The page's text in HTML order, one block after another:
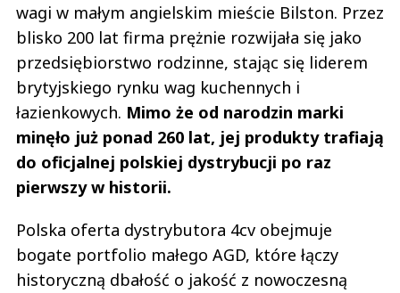
wagi w małym angielskim mieście Bilston. Przez
blisko 200 lat firma prężnie rozwijała się jako
przedsiębiorstwo rodzinne, stając się liderem
brytyjskiego rynku wag kuchennych i
łazienkowych. Mimo że od narodzin marki
minęło już ponad 260 lat, jej produkty trafiają
do oficjalnej polskiej dystrybucji po raz
pierwszy w historii.
Polska oferta dystrybutora 4cv obejmuje
bogate portfolio małego AGD, które łączy
historyczną dbałość o jakość z nowoczesną